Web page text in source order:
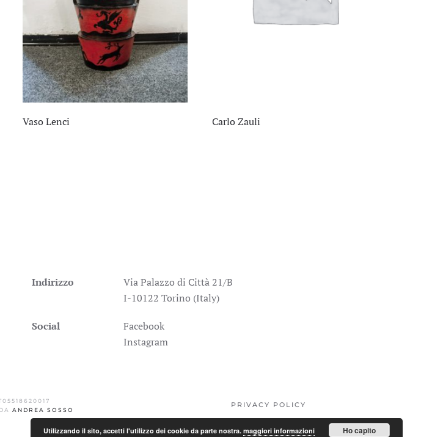
Vaso Lenci Carlo Zauli
Indirizzo
Via Palazzo di Città 21/B
I-10122 Torino (Italy)
Social
Facebook
Instagram
ANDREA SOSSO
PRIVACY POLICY
Utilizzando il sito, accetti l'utilizzo dei cookie da parte nostra. maggiori informazioni Ho capito